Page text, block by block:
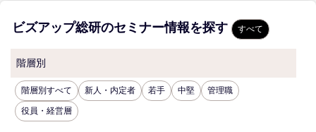
ビズアップ総研のセミナー情報を探す すべて
階層別
階層別すべて 新人・内定者 若手 中堅 管理職
役員・経営層